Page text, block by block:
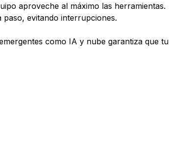
aproveche al máximo las herramientas.
paso, evitando interrupciones.
como IA y nube garantiza que tu